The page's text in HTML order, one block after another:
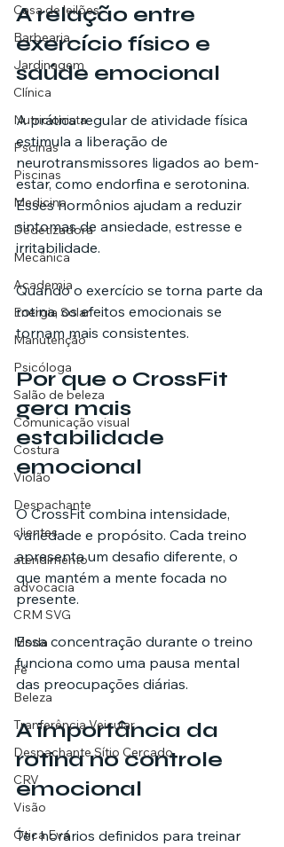
Casa de leilões
Barbearia
Jardinagem
Clínica
Nutricionista
Pscinas
Piscinas
Medicina
Dedetizadora
Mecânica
Academia
Energia Solar
Manutenção
Psicóloga
Salão de beleza
Comunicação visual
Costura
Violão
Despachante
clientes
atendimento
advocacia
CRM SVG
Moda
Fé
Beleza
Tranferência Veicular
Despachante Sítio Cercado
CRV
Visão
Ótica Eva
A relação entre
exercício físico e
saúde emocional
A prática regular de atividade física
estimula a liberação de
neurotransmissores ligados ao bem-
estar, como endorfina e serotonina.
Esses hormônios ajudam a reduzir
sintomas de ansiedade, estresse e
irritabilidade.
Quando o exercício se torna parte da
rotina, os efeitos emocionais se
tornam mais consistentes.
Por que o CrossFit
gera mais
estabilidade
emocional
O CrossFit combina intensidade,
variedade e propósito. Cada treino
apresenta um desafio diferente, o
que mantém a mente focada no
presente.
Essa concentração durante o treino
funciona como uma pausa mental
das preocupações diárias.
A importância da
rotina no controle
emocional
Ter horários definidos para treinar